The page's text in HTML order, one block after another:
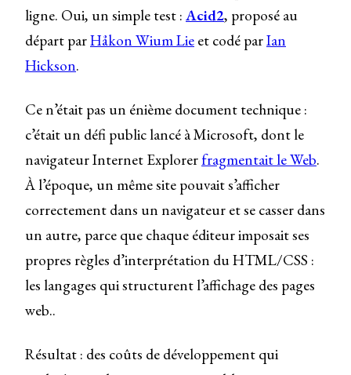
ligne. Oui, un simple test : Acid2, proposé au
départ parHåkon Wium Lie et codé parIan
Hickson.
Ce n’était pas un énième document technique :
c’était un défi public lancé à Microsoft, dont le
navigateur Internet Explorerfragmentait le Web.
À l’époque, un même site pouvait s’afficher
correctement dans un navigateur et se casser dans
un autre, parce que chaque éditeur imposait ses
propres règles d’interprétation du HTML/CSS :
les langages qui structurent l’affichage des pages
web..
Résultat : des coûts de développement qui